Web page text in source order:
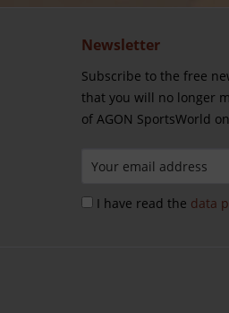
Newsletter
Subscribe to the free
that you will no longer
of AGON SportsWorld
I have read the data